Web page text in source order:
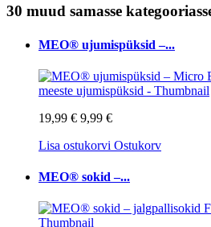
30 muud samasse
MEO® ujumispüksid –...
19,99 € 9,99 €
Lisa ostukorvi Ostukorv
MEO® sokid –...